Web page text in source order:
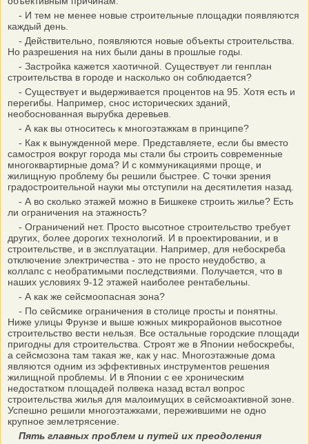
- И тем не менее новые строительные площадки появляются
каждый день.
- Действительно, появляются новые объекты строительства.
Но разрешения на них были даны в прошлые годы.
- Застройка кажется хаотичной. Существует ли генплан
строительства в городе и насколько он соблюдается?
- Существует и выдерживается процентов на 95. Хотя есть и
перегибы. Например, снос исторических зданий,
необоснованная вырубка деревьев.
- А как вы относитесь к многоэтажкам в принципе?
- Как к вынужденной мере. Представляете, если бы вместо
самостроя вокруг города мы стали бы строить современные
многоквартирные дома? И с коммуникациями проще, и
жилищную проблему бы решили быстрее. С точки зрения
градостроительной науки мы отступили на десятилетия назад.
- А во сколько этажей можно в Бишкеке строить жилье? Есть
ли ограничения на этажность?
- Ограничений нет. Просто высотное строительство требует
других, более дорогих технологий. И в проектировании, и в
строительстве, и в эксплуатации. Например, для небоскреба
отключение электричества - это не просто неудобство, а
коллапс с необратимыми последствиями. Получается, что в
наших условиях 9-12 этажей наиболее рентабельны.
- А как же сейсмоопасная зона?
- По сейсмике ограничения в столице просты и понятны.
Ниже улицы Фрунзе и выше южных микрорайонов высотное
строительство вести нельзя. Все остальные городские площади
пригодны для строительства. Строят же в Японии небоскребы,
а сейсмозона там такая же, как у нас. Многоэтажные дома
являются одним из эффективных инструментов решения
жилищной проблемы. И в Японии с ее хроническим
недостатком площадей полвека назад встал вопрос
строительства жилья для малоимущих в сейсмоактивной зоне.
Успешно решили многоэтажками, пережившими не одно
крупное землетрясение.
Пять главных проблем и путей их преодоления